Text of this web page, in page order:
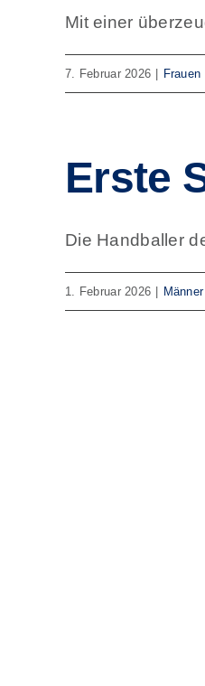
Mit einer
7. Februar 2026 Frauen
Erste
Die Handballer
1. Februar 2026